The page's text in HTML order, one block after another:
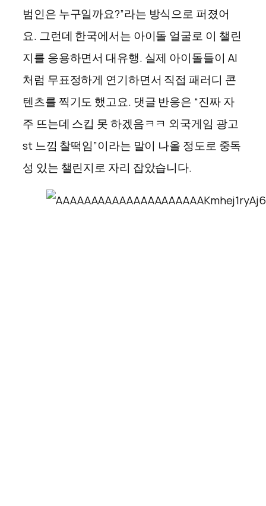
범인은 누구일까요?”라는 방식으로 퍼졌어
요. 그런데 한국에서는 아이돌 얼굴로 이 챌린
지를 응용하면서 대유행. 실제 아이돌들이 AI
처럼 무표정하게 연기하면서 직접 패러디 콘
텐츠를 찍기도 했고요. 댓글 반응은 “진짜 자
주 뜨는데 스킵 못 하겠음ㅋㅋ 외국게임 광고
st 느낌 찰떡임”이라는 말이 나올 정도로 중독
성 있는 챌린지로 자리 잡았습니다.